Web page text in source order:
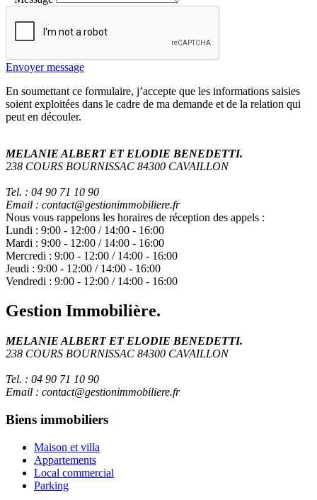
Envoyer message
En soumettant ce formulaire, j’accepte que les informations saisies
soient exploitées dans le cadre de ma demande et de la relation qui
peut en découler.
MELANIE ALBERT ET ELODIE BENEDETTI.
238 COURS BOURNISSAC 84300 CAVAILLON
Tel. : 04 90 71 10 90
Email : contact@gestionimmobiliere.fr
Nous vous rappelons les horaires de réception des appels :
Lundi : 9:00 - 12:00 / 14:00 - 16:00
Mardi : 9:00 - 12:00 / 14:00 - 16:00
Mercredi : 9:00 - 12:00 / 14:00 - 16:00
Jeudi : 9:00 - 12:00 / 14:00 - 16:00
Vendredi : 9:00 - 12:00 / 14:00 - 16:00
Gestion Immobilière.
MELANIE ALBERT ET ELODIE BENEDETTI.
238 COURS BOURNISSAC 84300 CAVAILLON
Tel. : 04 90 71 10 90
Email : contact@gestionimmobiliere.fr
Biens immobiliers
Maison et villa
Appartements
Local commercial
Parking